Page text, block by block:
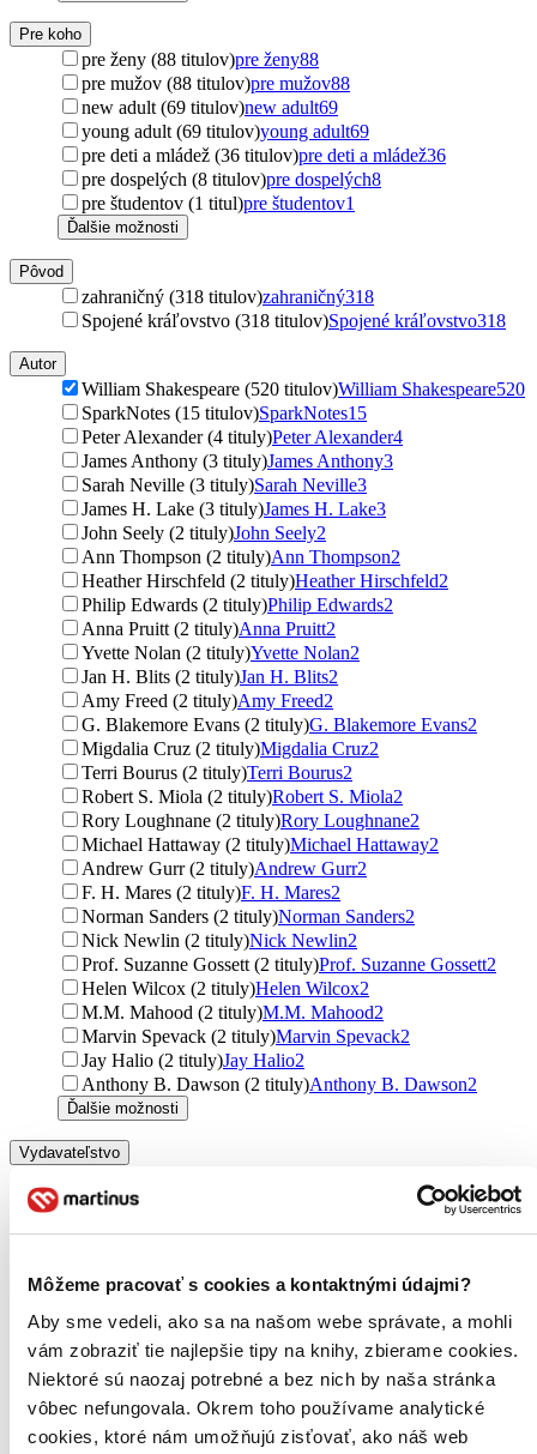
Môžeme pracovať s cookies a kontaktnými údajmi?
Aby sme vedeli, ako sa na našom webe správate, a mohli
vám zobraziť tie najlepšie tipy na knihy, zbierame cookies.
Niektoré sú naozaj potrebné a bez nich by naša stránka
vôbec nefungovala. Okrem toho používame analytické
cookies, ktoré nám umožňujú zisťovať, ako náš web
Pre koho
pre ženy (88 titulov)pre ženy88
pre mužov (88 titulov)pre mužov88
new adult (69 titulov)new adult69
young adult (69 titulov)young adult69
pre deti a mládež (36 titulov)pre deti a mládež36
pre dospelých (8 titulov)pre dospelých8
pre študentov (1 titul)pre študentov1
Ďalšie možnosti
Pôvod
zahraničný (318 titulov)zahraničný318
Spojené kráľovstvo (318 titulov)Spojené kráľovstvo318
Autor
William Shakespeare (520 titulov)William Shakespeare520
SparkNotes (15 titulov)SparkNotes15
Peter Alexander (4 tituly)Peter Alexander4
James Anthony (3 tituly)James Anthony3
Sarah Neville (3 tituly)Sarah Neville3
James H. Lake (3 tituly)James H. Lake3
John Seely (2 tituly)John Seely2
Ann Thompson (2 tituly)Ann Thompson2
Heather Hirschfeld (2 tituly)Heather Hirschfeld2
Philip Edwards (2 tituly)Philip Edwards2
Anna Pruitt (2 tituly)Anna Pruitt2
Yvette Nolan (2 tituly)Yvette Nolan2
Jan H. Blits (2 tituly)Jan H. Blits2
Amy Freed (2 tituly)Amy Freed2
G. Blakemore Evans (2 tituly)G. Blakemore Evans2
Migdalia Cruz (2 tituly)Migdalia Cruz2
Terri Bourus (2 tituly)Terri Bourus2
Robert S. Miola (2 tituly)Robert S. Miola2
Rory Loughnane (2 tituly)Rory Loughnane2
Michael Hattaway (2 tituly)Michael Hattaway2
Andrew Gurr (2 tituly)Andrew Gurr2
F. H. Mares (2 tituly)F. H. Mares2
Norman Sanders (2 tituly)Norman Sanders2
Nick Newlin (2 tituly)Nick Newlin2
Prof. Suzanne Gossett (2 tituly)Prof. Suzanne Gossett2
Helen Wilcox (2 tituly)Helen Wilcox2
M.M. Mahood (2 tituly)M.M. Mahood2
Marvin Spevack (2 tituly)Marvin Spevack2
Jay Halio (2 tituly)Jay Halio2
Anthony B. Dawson (2 tituly)Anthony B. Dawson2
Ďalšie možnosti
Vydavateľstvo
Cambridge University Press (26 titulov)
Cambridge
Oxford University Press (22 titulov)Oxford University
Press22
Romeo (21 titulov)Romeo
HarperCollins (19 titulov)
HarperCollins
SparkNotes (15 titulov)SparkNotes15
Odeon (13 titulov)Odeon13
Arcturus (13 titulov)Arcturus13